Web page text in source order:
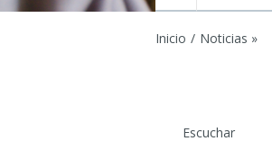
Inicio / Noticias »
Escuchar